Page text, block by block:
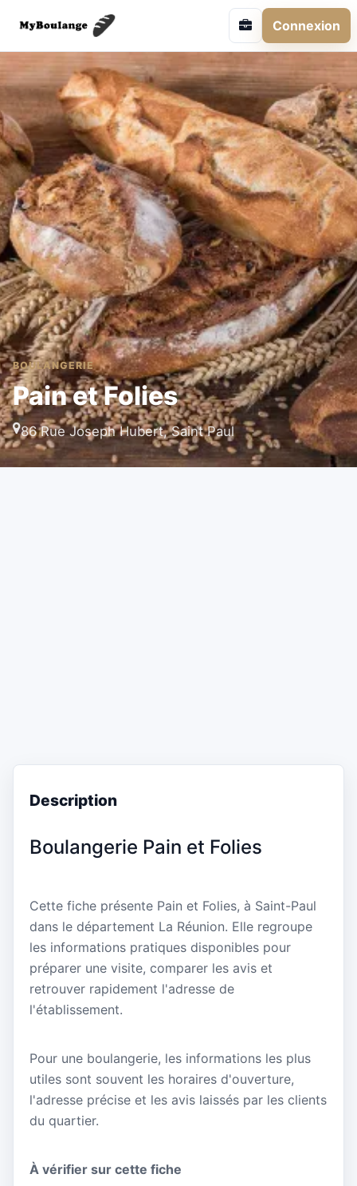
Connexion
BOULANGERIE
Pain et Folies
86 Rue Joseph Hubert, Saint Paul
Description
Boulangerie Pain et Folies
Cette fiche présente Pain et Folies, à Saint-Paul
dans le département La Réunion. Elle regroupe
les informations pratiques disponibles pour
préparer une visite, comparer les avis et
retrouver rapidement l'adresse de
l'établissement.
Pour une boulangerie, les informations les plus
utiles sont souvent les horaires d'ouverture,
l'adresse précise et les avis laissés par les clients
du quartier.
À vérifier sur cette fiche